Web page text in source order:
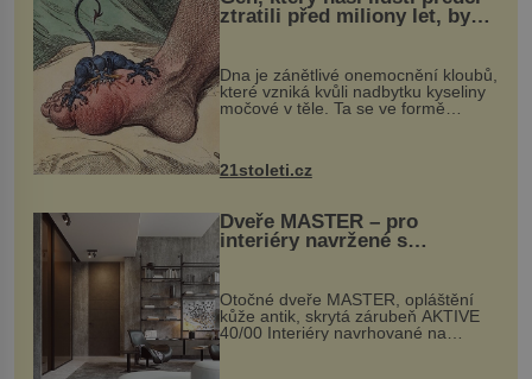
ztratili před miliony let, by
mohl pomoci s léčbou
„nemoci králů“
Dna je zánětlivé onemocnění kloubů,
které vzniká kvůli nadbytku kyseliny
močové v těle. Ta se ve formě
nohou, a způsobuje bole...
21stoleti.cz
Dveře MASTER – pro
interiéry navržené s
rozumem i vášní!
Otočné dveře MASTER, opláštění
kůže antik, skrytá zárubeň AKTIVE
40/00 Interiéry navrhované na
zakázku často vyžadují atypické
rozměry nejen nábytku, ale i